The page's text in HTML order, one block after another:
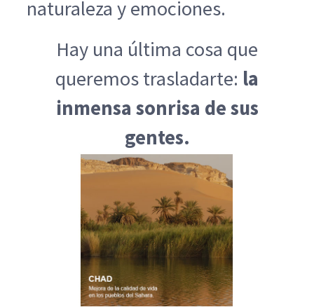
naturaleza y emociones.
Hay una última cosa que
queremos trasladarte: la
inmensa sonrisa de sus
gentes.